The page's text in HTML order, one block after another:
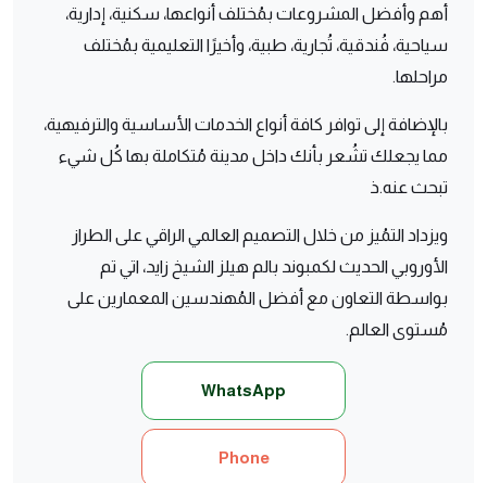
أهم وأفضل المشروعات بمُختلف أنواعها، سكنية، إدارية،
سياحية، فُندقية، تُجارية، طبية، وأخيرًا التعليمية بمُختلف
مراحلها.
بالإضافة إلى توافر كافة أنواع الخدمات الأساسية والترفيهية،
مما يجعلك تشُعر بأنك داخل مدينة مُتكاملة بها كُل شيء
تبحث عنه.ذ
ويزداد التمُيز من خلال التصميم العالمي الراقي على الطراز
الأوروبي الحديث لكمبوند بالم هيلز الشيخ زايد، اتي تم
بواسطة التعاون مع أفضل المُهندسين المعمارين على
مُستوى العالم.
WhatsApp
Phone